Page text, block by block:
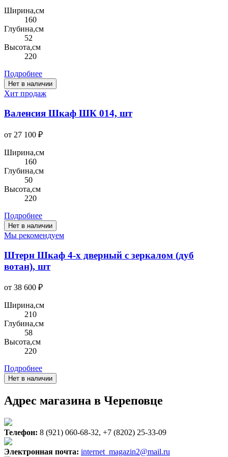
Ширина,см
160
Глубина,см
52
Высота,см
220
Подробнее
Нет в наличии
Хит продаж
Валенсия Шкаф ШК 014, шт
от 27 100 ₽
Ширина,см
160
Глубина,см
50
Высота,см
220
Подробнее
Нет в наличии
Мы рекомендуем
Штерн Шкаф 4-х дверный с зеркалом (дуб
вотан), шт
от 38 600 ₽
Ширина,см
210
Глубина,см
58
Высота,см
220
Подробнее
Нет в наличии
Адрес магазина в Череповце
Телефон: 8 (921) 060-68-32, +7 (8202) 25-33-09
Электронная почта: internet_magazin2@mail.ru